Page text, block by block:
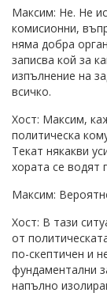
Максим: Не. Не
комисионни,
няма добра
записва кой за
изпълнение на
всичко.
Хост: Максим,
политическа
Текат някакви
хората се водят
Максим:
Хост: В тази
от
по-скептичен и
фундаментални
напълно